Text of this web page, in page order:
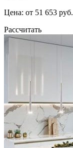
Цена: от 51 653 руб.
Рассчитать